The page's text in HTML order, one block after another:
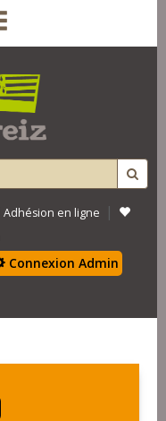
Adhésion en ligne |
Connexion Admin